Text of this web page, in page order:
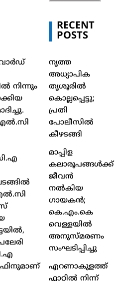
നിന്നും
RECENT
POSTS
നൃത്ത
അധ്യാപിക
തൃശൂരിൽ
കൊല്ലപ്പെട്ടു;
പ്രതി
പോലീസിൽ
കീഴടങ്ങി
മാപ്പിള
കലാരൂപങ്ങൾക്ക്
ജീവൻ
നൽകിയ
ഗായകൻ;
കെ.എം.കെ
വെള്ളയിൽ
അനുസ്മരണം
സംഘടിപ്പിച്ചു
എറണാകുളത്ത്
ഫ്ലാറ്റിൽ നിന്ന്